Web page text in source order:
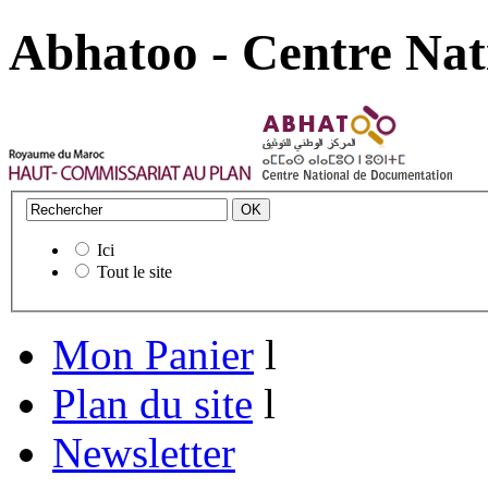
Abhatoo - Centre
Ici
Tout le site
Mon Panier l
Plan du site l
Newsletter